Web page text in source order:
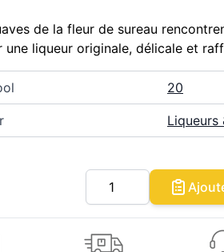
de la fleur de sureau
une liqueur originale, délicale et
20
Liqueurs
Quantité